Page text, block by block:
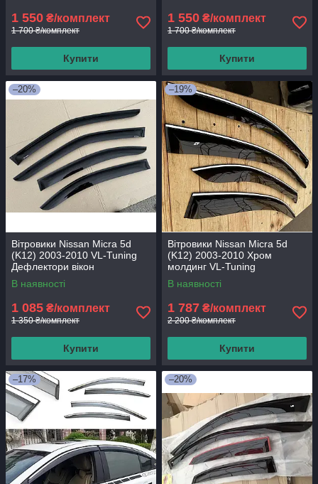
1 550 ₴/комплект
1 700 ₴/комплект
Купити
1 550 ₴/комплект
1 700 ₴/комплект
Купити
–20%
Вітровики Nissan Micra 5d
(K12) 2003-2010 VL-Tuning
Дефлектори вікон
В наявності
1 085 ₴/комплект
1 350 ₴/комплект
Купити
–19%
Вітровики Nissan Micra 5d
(K12) 2003-2010 Хром
молдинг VL-Tuning
Дефлектори вікон
В наявності
1 787 ₴/комплект
2 200 ₴/комплект
Купити
–17% –20%